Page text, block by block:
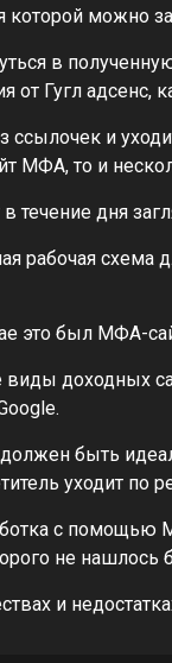
которой можно
в
от Гугл адсенс,
ссылочек и
МФА, то и
в течение дня
рабочая схема
это был МФА-
виды доходных
быть
уходит по
с
не нашлось
и